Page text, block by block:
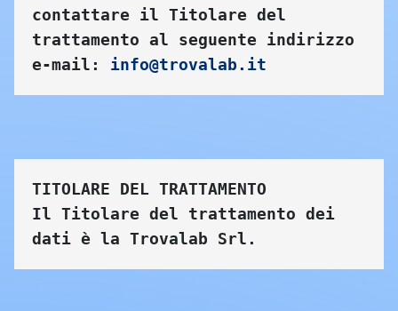
contattare il Titolare del
trattamento al seguente indirizzo
e-mail: info@trovalab.it
TITOLARE DEL TRATTAMENTO
Il Titolare del trattamento dei
dati è la Trovalab Srl.